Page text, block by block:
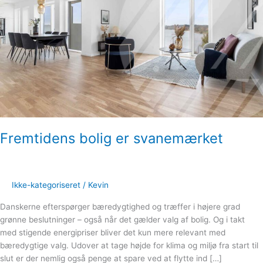
Fremtidens bolig er svanemærket
Ikke-kategoriseret / Kevin
Danskerne efterspørger bæredygtighed og træffer i højere grad
grønne beslutninger – også når det gælder valg af bolig. Og i takt
med stigende energipriser bliver det kun mere relevant med
bæredygtige valg. Udover at tage højde for klima og miljø fra start til
slut er der nemlig også penge at spare ved at flytte ind […]
svanemærket